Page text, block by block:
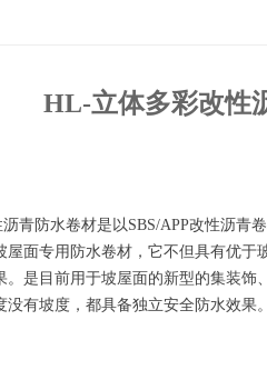
防水卷材是以SBS/APP改性沥青
面专用防水卷材，它不但具有优于
。是目前用于坡屋面的新型的集装饰
有坡度，都具备独立安全防水效果
HL-立体多彩改性